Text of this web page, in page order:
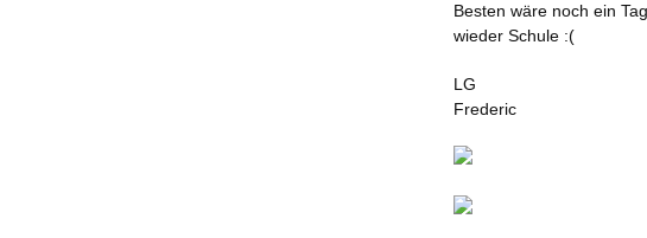
Besten wäre noch ein
wieder Schule :(
LG
Frederic